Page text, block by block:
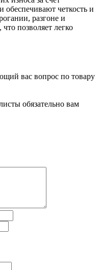
обеспечивают четкость и
разгоне и
позволяет легко
вас вопрос по товару
обязательно вам